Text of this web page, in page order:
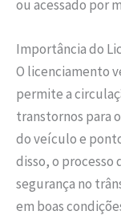
ou acessado por
Importância do
O licenciamento
permite a
transtornos para
do veículo e
disso, o
segurança no
em boas